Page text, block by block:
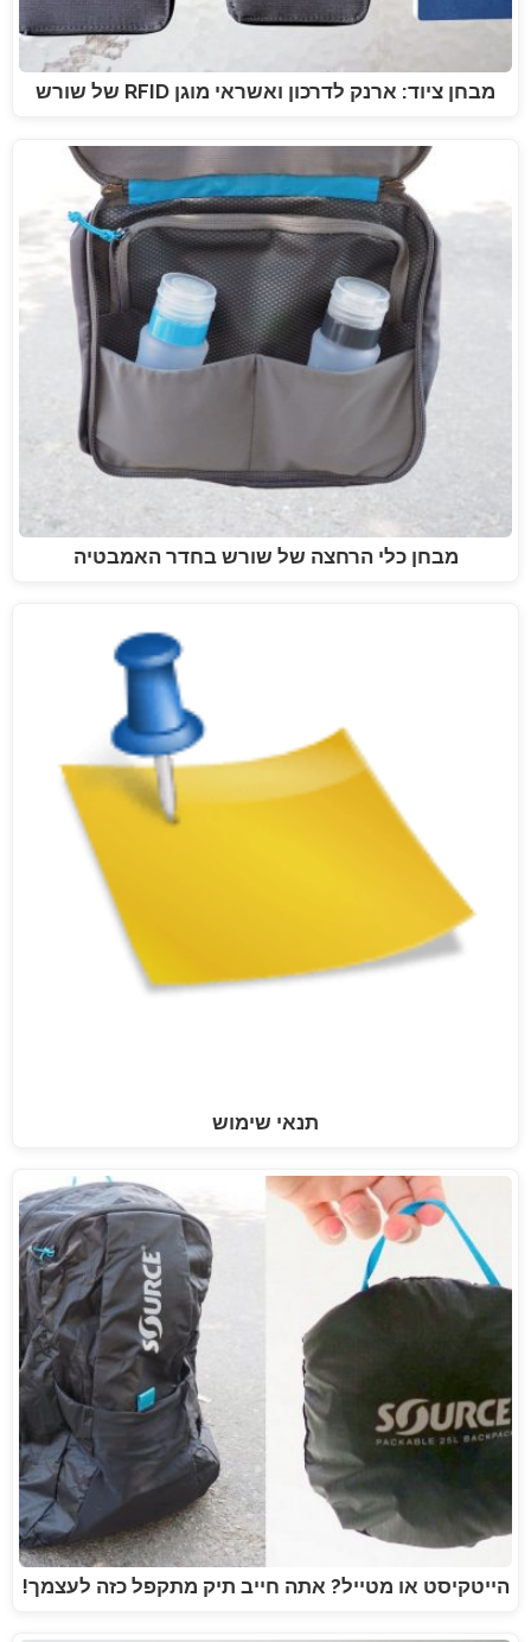
מבחן ציוד: ארנק לדרכון ואשראי מוגן RFID של שורש
מבחן כלי הרחצה של שורש בחדר האמבטיה
תנאי שימוש
הייטקיסט או מטייל? אתה חייב תיק מתקפל כזה לעצמך!